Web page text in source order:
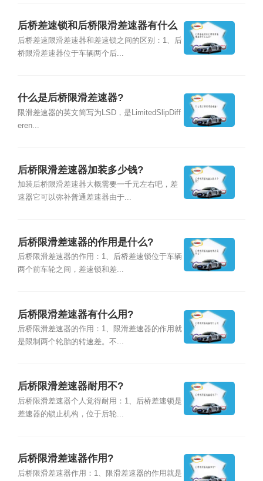
后桥差速锁和后桥限滑差速器有什么
区别?
后桥差速限滑差速器和差速锁之间的区别：1、后
桥限滑差速器位于车辆两个后...
什么是后桥限滑差速器?
限滑差速器的英文简写为LSD，是LimitedSlipDiff
eren...
后桥限滑差速器加装多少钱?
加装后桥限滑差速器大概需要一千元左右吧，差
速器它可以弥补普通差速器由于...
后桥限滑差速器的作用是什么?
后桥限滑差速器的作用：1、后桥差速锁位于车辆
两个前车轮之间，差速锁和差...
后桥限滑差速器有什么用?
后桥限滑差速器的作用：1、限滑差速器的作用就
是限制两个轮胎的转速差。不...
后桥限滑差速器耐用不?
后桥限滑差速器个人觉得耐用：1、后桥差速锁是
差速器的锁止机构，位于后轮...
后桥限滑差速器作用?
后桥限滑差速器作用：1、限滑差速器的作用就是